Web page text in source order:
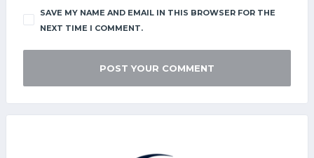
SAVE MY NAME AND EMAIL IN THIS BROWSER FOR THE
NEXT TIME I COMMENT.